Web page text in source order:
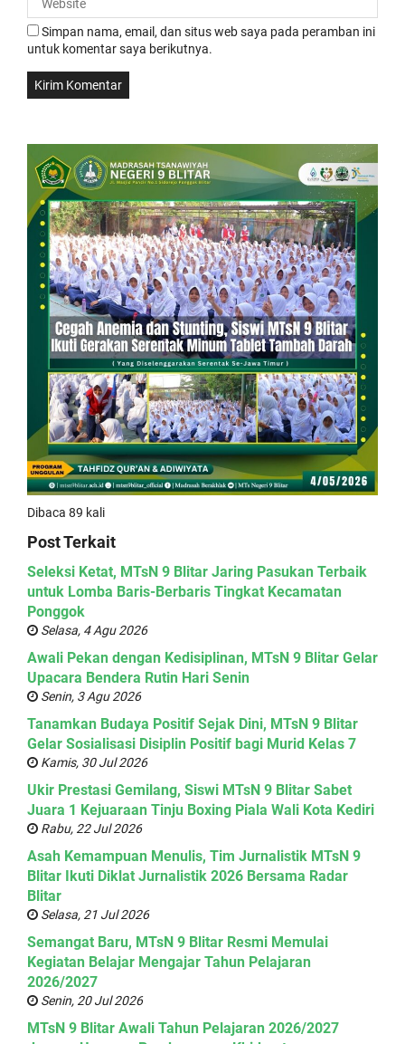
Simpan nama, email, dan situs web saya pada peramban ini
untuk komentar saya berikutnya.
Dibaca 89 kali
Post Terkait
Seleksi Ketat, MTsN 9 Blitar Jaring Pasukan Terbaik
untuk Lomba Baris-Berbaris Tingkat Kecamatan
Ponggok
Selasa, 4 Agu 2026
Awali Pekan dengan Kedisiplinan, MTsN 9 Blitar Gelar
Upacara Bendera Rutin Hari Senin
Senin, 3 Agu 2026
Tanamkan Budaya Positif Sejak Dini, MTsN 9 Blitar
Gelar Sosialisasi Disiplin Positif bagi Murid Kelas 7
Kamis, 30 Jul 2026
Ukir Prestasi Gemilang, Siswi MTsN 9 Blitar Sabet
Juara 1 Kejuaraan Tinju Boxing Piala Wali Kota Kediri
Rabu, 22 Jul 2026
Asah Kemampuan Menulis, Tim Jurnalistik MTsN 9
Blitar Ikuti Diklat Jurnalistik 2026 Bersama Radar
Blitar
Selasa, 21 Jul 2026
Semangat Baru, MTsN 9 Blitar Resmi Memulai
Kegiatan Belajar Mengajar Tahun Pelajaran
2026/2027
Senin, 20 Jul 2026
MTsN 9 Blitar Awali Tahun Pelajaran 2026/2027